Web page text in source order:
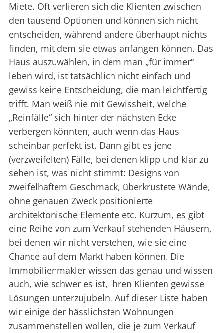
Miete. Oft verlieren sich die Klienten zwischen
den tausend Optionen und können sich nicht
entscheiden, während andere überhaupt nichts
finden, mit dem sie etwas anfangen können. Das
Haus auszuwählen, in dem man „für immer“
leben wird, ist tatsächlich nicht einfach und
gewiss keine Entscheidung, die man leichtfertig
trifft. Man weiß nie mit Gewissheit, welche
„Reinfälle“ sich hinter der nächsten Ecke
verbergen könnten, auch wenn das Haus
scheinbar perfekt ist. Dann gibt es jene
(verzweifelten) Fälle, bei denen klipp und klar zu
sehen ist, was nicht stimmt: Designs von
zweifelhaftem Geschmack, überkrustete Wände,
ohne genauen Zweck positionierte
architektonische Elemente etc. Kurzum, es gibt
eine Reihe von zum Verkauf stehenden Häusern,
bei denen wir nicht verstehen, wie sie eine
Chance auf dem Markt haben können. Die
Immobilienmakler wissen das genau und wissen
auch, wie schwer es ist, ihren Klienten gewisse
Lösungen unterzujubeln. Auf dieser Liste haben
wir einige der hässlichsten Wohnungen
zusammenstellen wollen, die je zum Verkauf